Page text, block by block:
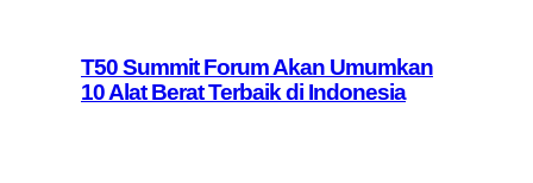
T50 Summit Forum Akan Umumkan
10 Alat Berat Terbaik di Indonesia